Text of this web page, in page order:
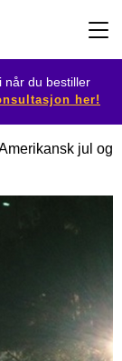
når du bestiller
her!
jul og